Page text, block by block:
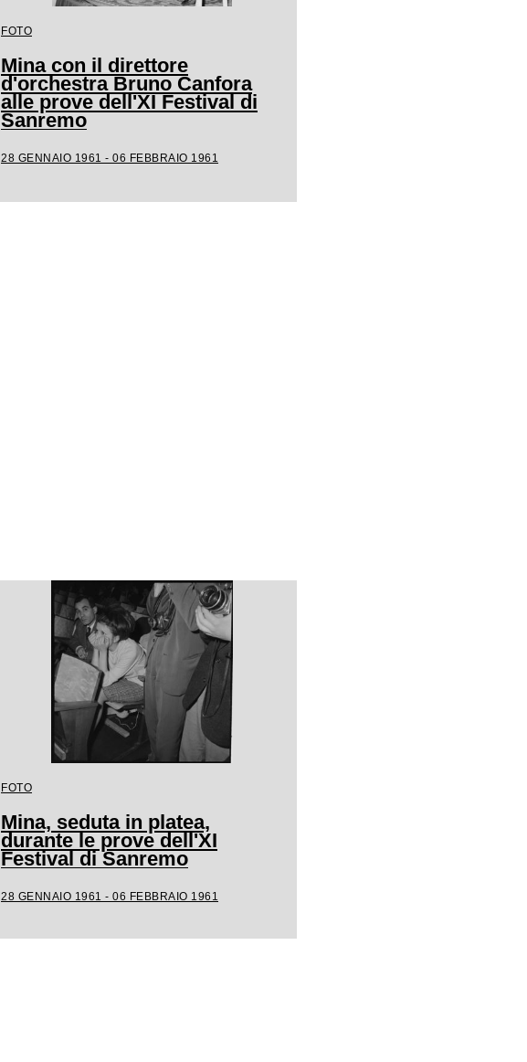
FOTO
Mina con il direttore
d'orchestra Bruno Canfora
alle prove dell'XI Festival di
Sanremo
28 GENNAIO 1961 - 06 FEBBRAIO 1961
FOTO
Mina, seduta in platea,
durante le prove dell'XI
Festival di Sanremo
28 GENNAIO 1961 - 06 FEBBRAIO 1961